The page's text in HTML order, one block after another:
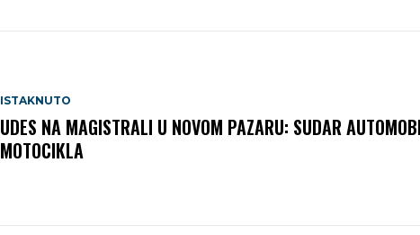
ISTAKNUTO
UDES NA MAGISTRALI U NOVOM PAZARU: SUDAR
MOTOCIKLA